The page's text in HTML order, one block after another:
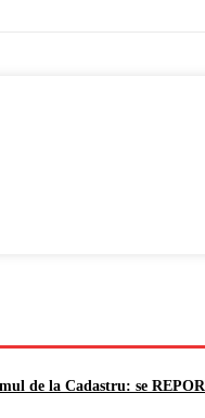
de la Cadastru: se